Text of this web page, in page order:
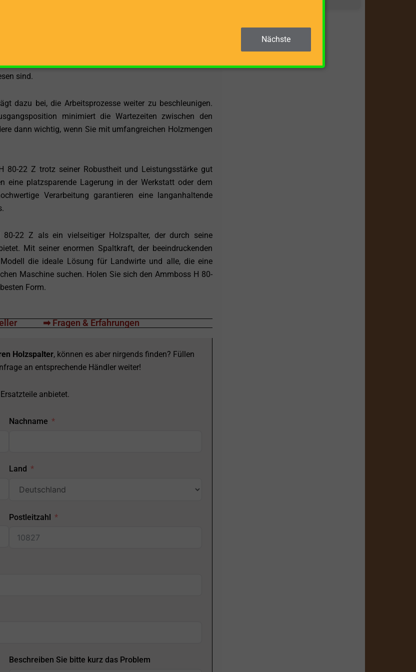
einen zügigen Arbeitsfortschritt. Diese Geschwindigkeit
und gewährleistet eine effiziente Spaltung des
dann von Vorteil, wenn Sie größere Holzmengen
sind.
dazu bei, die Arbeitsprozesse weiter zu beschleunigen.
minimiert die Wartezeiten zwischen den
dann wichtig, wenn Sie mit umfangreichen Holzmengen
22 Z trotz seiner Robustheit und Leistungsstärke gut
eine platzsparende Lagerung in der Werkstatt oder dem
Verarbeitung garantieren eine langanhaltende
22 Z als ein vielseitiger Holzspalter, der durch seine
Mit seiner enormen Spaltkraft, der beeindruckenden
die ideale Lösung für Landwirte und alle, die eine
Maschine suchen. Holen Sie sich den Ammboss H 80-
Form.
➡ Fragen & Erfahrungen
Holzspalter, können es aber nirgends finden? Füllen
an entsprechende Händler weiter!
anbietet.
Nachname
Land
Postleitzahl
Beschreiben Sie bitte kurz das Problem
Nächste